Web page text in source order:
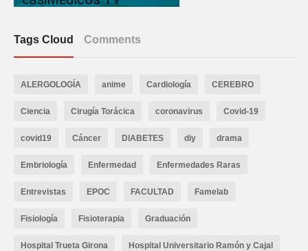
Tags Cloud Comments
ALERGOLOGÍA anime Cardiología CEREBRO
Ciencia Cirugía Torácica coronavirus Covid-19
covid19 Cáncer DIABETES diy drama
Embriología Enfermedad Enfermedades Raras
Entrevistas EPOC FACULTAD Famelab
Fisiología Fisioterapia Graduación
Hospital Trueta Girona Hospital Universitario Ramón y Cajal